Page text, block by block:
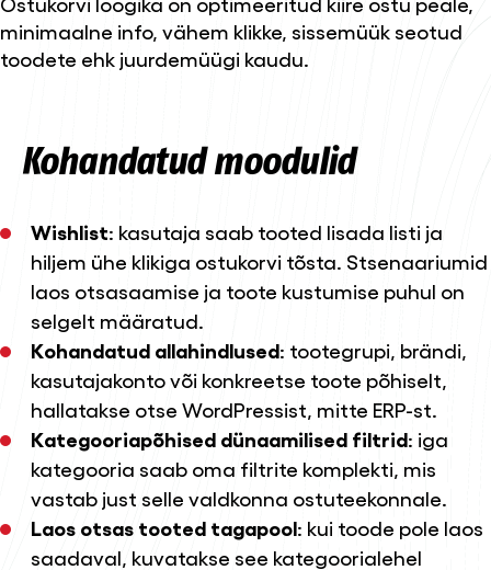
minimaalne info, vähem klikke, sissemüük seotud
toodete ehk juurdemüügi kaudu.
Kohandatud moodulid
Wishlist: kasutaja saab tooted lisada listi ja
hiljem ühe klikiga ostukorvi tõsta. Stsenaariumid
laos otsasaamise ja toote kustumise puhul on
selgelt määratud.
Kohandatud allahindlused: tootegrupi, brändi,
kasutajakonto või konkreetse toote põhiselt,
hallatakse otse WordPressist, mitte ERP-st.
Kategooriapõhised dünaamilised filtrid: iga
kategooria saab oma filtrite komplekti, mis
vastab just selle valdkonna ostuteekonnale.
Laos otsas tooted tagapool: kui toode pole laos
saadaval, kuvatakse see kategoorialehel